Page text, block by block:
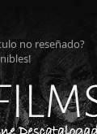
no reseñado?